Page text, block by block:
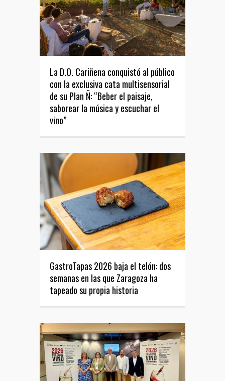
La D.O. Cariñena conquistó al público
con la exclusiva cata multisensorial
de su Plan Ñ: “Beber el paisaje,
saborear la música y escuchar el
vino”
GastroTapas 2026 baja el telón: dos
semanas en las que Zaragoza ha
tapeado su propia historia